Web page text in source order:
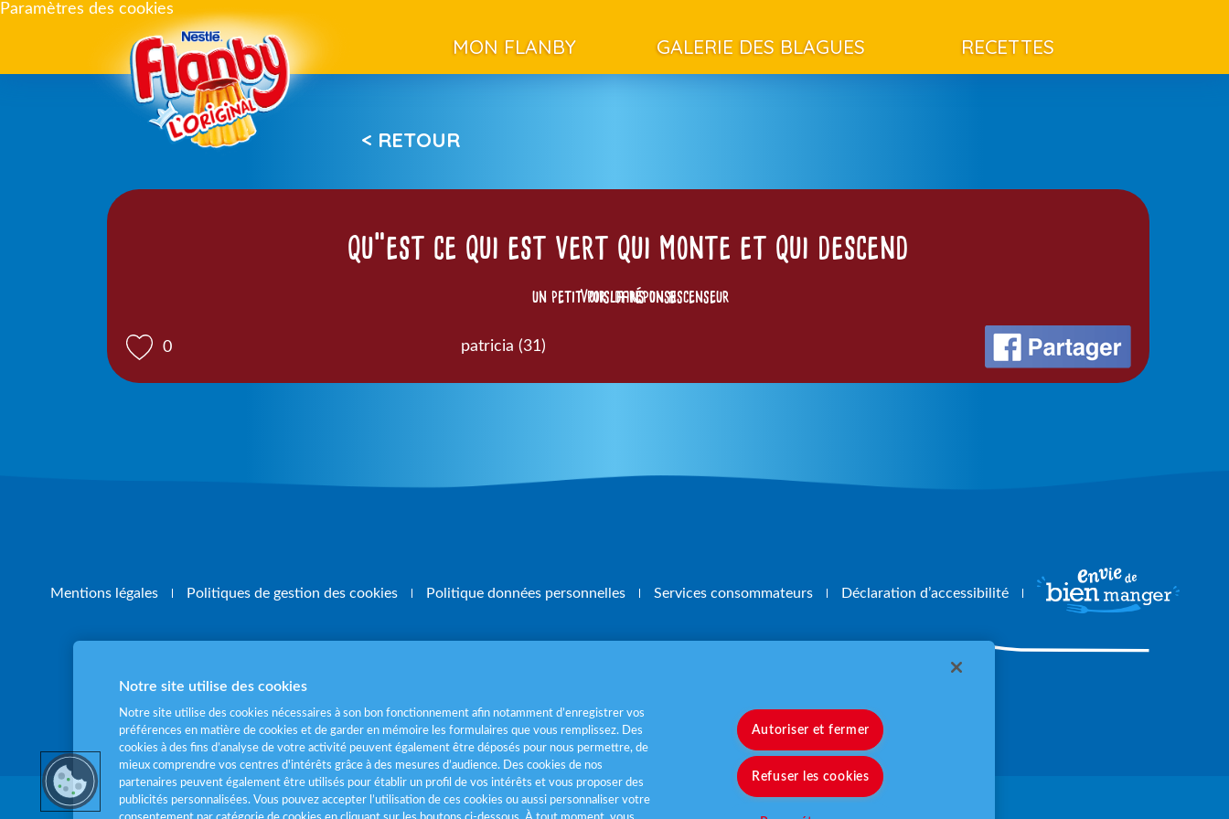
Paramètres des cookies
MON FLANBY GALERIE DES BLAGUES RECETTES
< RETOUR
qu”est ce qui est vert qui monte et qui descend
Voir la réponse
un petit pois dans un ascenseur
0 patricia (31)
Mentions légales Politiques de gestion des cookies Politique données personnelles Services consommateurs Déclaration d’accessibilité
Pour votre santé, mangez 5 fruits et légumes par jourwww.mangerbouger.fr
Notre site utilise des cookies
Notre site utilise des cookies nécessaires à son bon fonctionnement afin notamment d’enregistrer vos
préférences en matière de cookies et de garder en mémoire les formulaires que vous remplissez. Des
cookies à des fins d’analyse de votre activité peuvent également être déposés pour nous permettre, de
mieux comprendre vos centres d'intérêts grâce à des mesures d’audience. Des cookies de nos
partenaires peuvent également être utilisés pour établir un profil de vos intérêts et vous proposer des
publicités personnalisées. Vous pouvez accepter l’utilisation de ces cookies ou aussi personnaliser votre
Autoriser et fermer
Refuser les cookies